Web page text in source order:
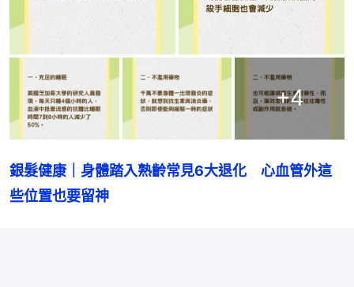
+4
銀髮健康｜身體踏入熟齡常見6大退化　心血管外這
些位置也要留神